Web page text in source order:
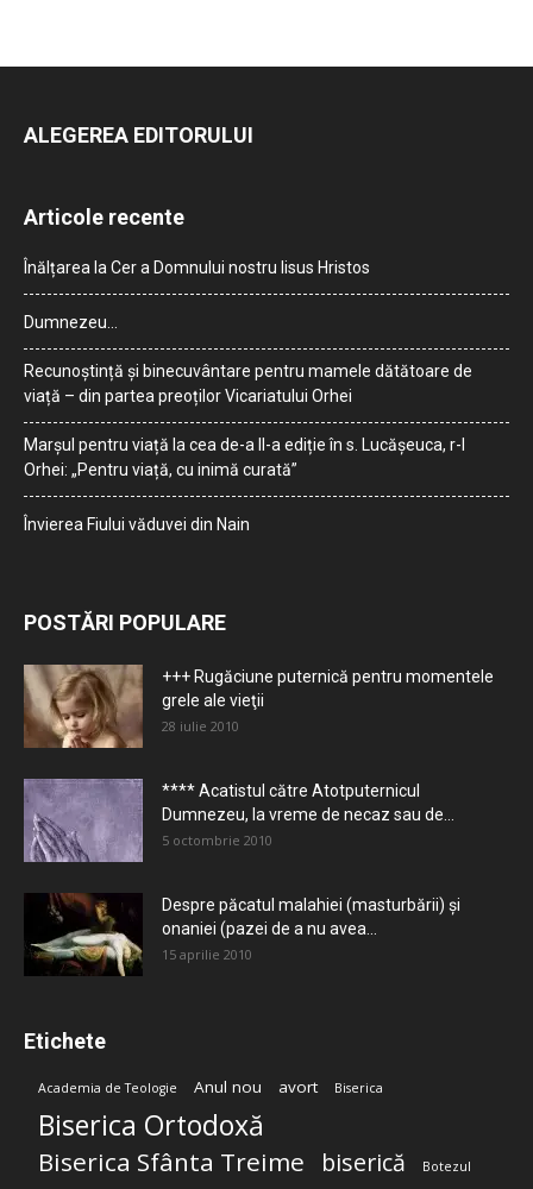
ALEGEREA EDITORULUI
Articole recente
Înălțarea la Cer a Domnului nostru Iisus Hristos
Dumnezeu…
Recunoștință și binecuvântare pentru mamele dătătoare de
viață – din partea preoților Vicariatului Orhei
Marșul pentru viață la cea de-a II-a ediție în s. Lucășeuca, r-l
Orhei: „Pentru viață, cu inimă curată”
Învierea Fiului văduvei din Nain
POSTĂRI POPULARE
+++ Rugăciune puternică pentru momentele
grele ale vieţii
28 iulie 2010
**** Acatistul către Atotputernicul
Dumnezeu, la vreme de necaz sau de...
5 octombrie 2010
Despre păcatul malahiei (masturbării) şi
onaniei (pazei de a nu avea...
15 aprilie 2010
Etichete
Academia de Teologie Anul nou avort Biserica
Biserica Ortodoxă
Biserica Sfânta Treime biserică Botezul